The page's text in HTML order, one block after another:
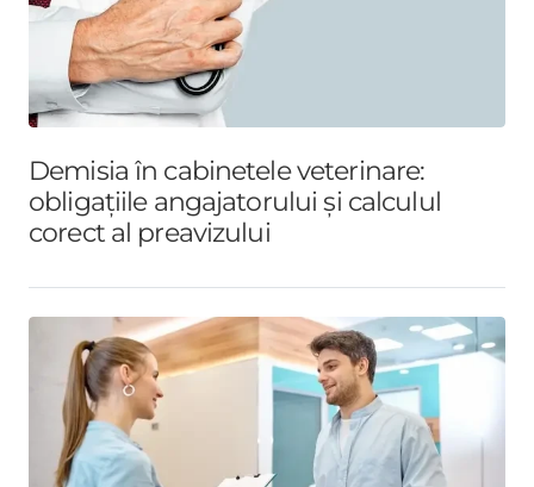
Demisia în cabinetele veterinare:
obligațiile angajatorului și calculul
corect al preavizului